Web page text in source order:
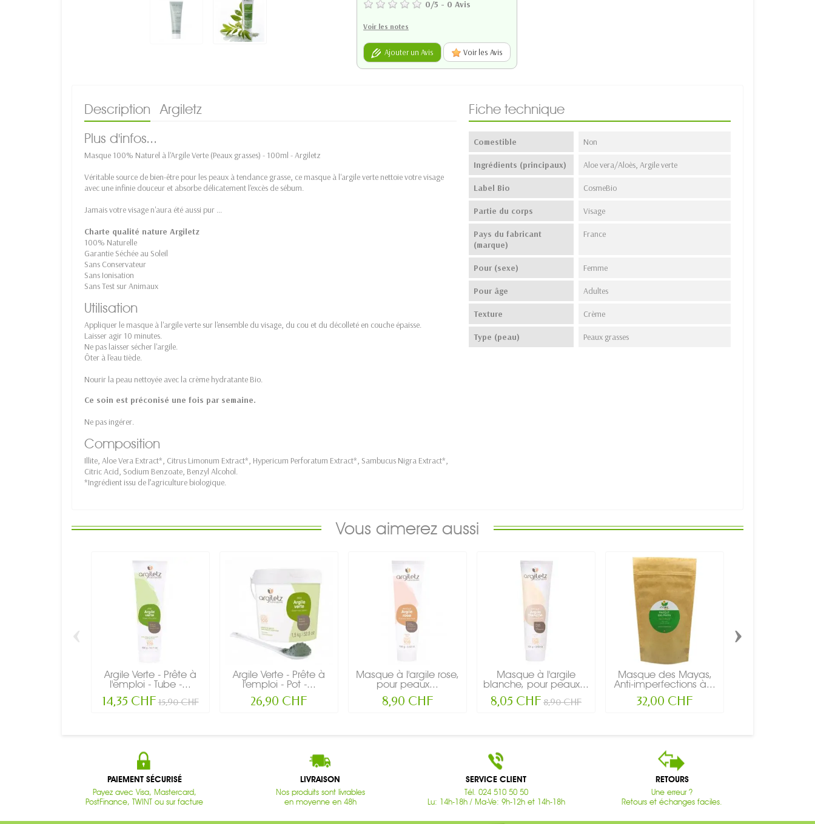
0/5 - 0 Avis
Voir les notes
Ajouter un Avis Voir les Avis
Description
Argiletz
Plus d'infos...
Masque 100% Naturel à l'Argile Verte (Peaux grasses) - 100ml - Argiletz
Véritable source de bien-être pour les peaux à tendance grasse, ce masque à l'argile verte nettoie votre visage
avec une infinie douceur et absorbe délicatement l'excès de sébum.
Jamais votre visage n'aura été aussi pur ...
Charte qualité nature Argiletz
100% Naturelle
Garantie Séchée au Soleil
Sans Conservateur
Sans Ionisation
Sans Test sur Animaux
Utilisation
Appliquer le masque à l'argile verte sur l'ensemble du visage, du cou et du décolleté en couche épaisse.
Laisser agir 10 minutes.
Ne pas laisser sécher l'argile.
Ôter à l'eau tiède.
Nourir la peau nettoyée avec la crème hydratante Bio.
Ce soin est préconisé une fois par semaine.
Ne pas ingérer.
Composition
Illite, Aloe Vera Extract*, Citrus Limonum Extract*, Hypericum Perforatum Extract*, Sambucus Nigra Extract*,
Citric Acid, Sodium Benzoate, Benzyl Alcohol.
*Ingrédient issu de l’agriculture biologique.
Fiche technique
Comestible Non
Ingrédients (principaux) Aloe vera/Aloès, Argile verte
Label Bio CosmeBio
Partie du corps Visage
Pays du fabricant
(marque)
France
Pour (sexe) Femme
Pour âge Adultes
Texture Crème
Type (peau) Peaux grasses
Vous aimerez aussi
Argile Verte - Prête à
l'emploi - Tube -...
14,35 CHF15,90 CHF
Argile Verte - Prête à
l'emploi - Pot -...
26,90 CHF
Masque à l'argile rose,
pour peaux...
8,90 CHF
Masque à l'argile
blanche, pour peaux...
8,05 CHF 8,90 CHF
Masque des Mayas,
Anti-imperfections à...
32,00 CHF
‹ ›
PAIEMENT SÉCURISÉ
Payez avec Visa, Mastercard,
PostFinance, TWINT ou sur facture
LIVRAISON
Nos produits sont livrables
en moyenne en 48h
SERVICE CLIENT
Tél. 024 510 50 50
Lu: 14h-18h / Ma-Ve: 9h-12h et 14h-18h
RETOURS
Une erreur ?
Retours et échanges faciles.